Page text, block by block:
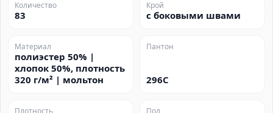
Количество
83
Крой
с боковыми швами
Материал
полиэстер 50% |
хлопок 50%, плотность
320 г/м² | мольтон
Пантон
296C
Плотность Пол